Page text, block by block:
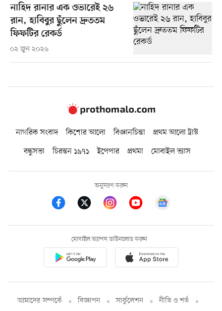
নাহিদ রানার এক ওভারেই ২৬
রান, হাবিবুর ছুঁলেন দ্রুততম
ফিফটির রেকর্ড
০২ জুন ২০২৬
নাগরিক সংবাদ কিশোর আলো বিজ্ঞানচিন্তা
প্রথম আলো ট্রাস্ট
বন্ধুসভা
চিরন্তন ১৯৭১ ইপেপার প্রথমা মোবাইল ভ্যাস
অনুসরণ করুন
মোবাইল অ্যাপস ডাউনলোড করুন
আমাদের সম্পর্কে বিজ্ঞাপন সার্কুলেশন নীতি ও শর্ত